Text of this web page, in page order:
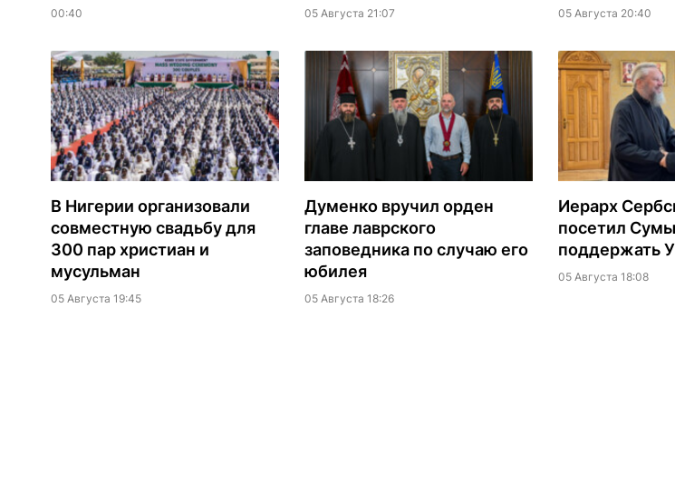
00:40 05 Августа 21:07 05 Августа 20:40
В Нигерии организовали
совместную свадьбу для
300 пар христиан и
мусульман
05 Августа 19:45
Думенко вручил орден
главе лаврского
заповедника по случаю его
юбилея
05 Августа 18:26
Иерарх
посетил
поддержать
05 Августа 18:08